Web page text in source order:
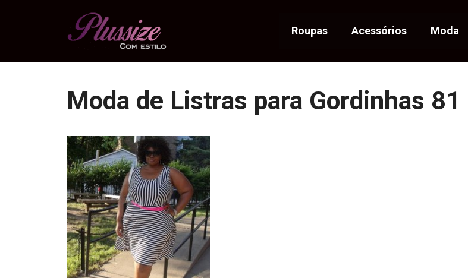
Roupas Acessórios Moda
Moda de Listras para Gordinhas 81